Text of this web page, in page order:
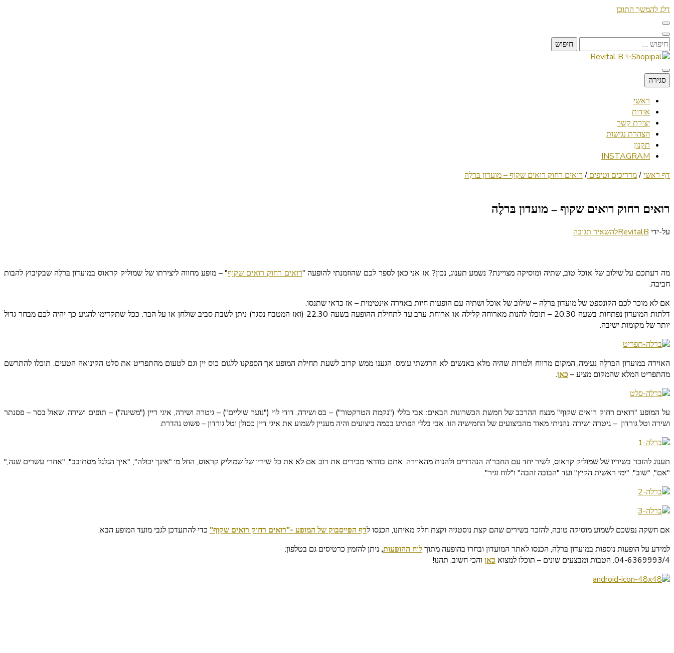
דלג להמשך התוכן
חיפוש:
Revital B.✨Shopipal
Lifestyle ✦ Beauty ✦ Vegan ✦ Travel
סגירה
ראשי
אודות
יצירת קשר
הצהרת נגישות
תקנון
INSTAGRAM
דף ראשי/מדריכים וטיפים / רואים רחוק רואים שקוף – מועדון בּרלֶה
רואים רחוק רואים שקוף – מועדון בּרלֶה
על-ידי RevitalBלהשאיר תגובהבנושא
שקוף
בּרלֶה
מה דעתכם על שילוב של אוכל טוב, שתיה ומוסיקה מצויינת? נשמע תענוג, נכון? אז אני כאן לספר לכם שהוזמנתי להופעה "רואים רחוק רואים שקוף" – מופע מחווה ליצירתו של שמוליק קראוס במועדון בּרלֶה שבקיבוץ להבות
חביבה.
אם לא מוכר לכם הקונספט של מועדון בּרלֶה – שילוב של אוכל ושתיה עם הופעות חיות באוירה אינטימית – אז כדאי שתנסו.
דלתות המועדון נפתחות בשעה 20:30 – תוכלו להנות מארוחה קלילה או ארוחת ערב עד לתחילת ההופעה בשעה 22:30 (ואז המטבח נסגר) ניתן לשבת סביב שולחן או על הבר. ככל שתקדימו להגיע כך יהיה לכם מבחר גדול
יותר של מקומות ישיבה.
האוירה במועדון הבּרלֶה נעימה, המקום מרווח ולמרות שהיה מלא באנשים לא הרגשתי עומס. הגענו ממש קרוב לשעת תחילת המופע אך הספקנו ללגום כוס יין וגם לטעום מהתפריט את סלט הקינואה הטעים. תוכלו להתרשם
מהתפריט המלא שהמקום מציע – כאן.
על המופע "רואים רחוק רואים שקוף" מנצח ההרכב של חמשת הכשרונות הבאים: אבי בללי ("נקמת הטרקטור") – בס ושירה, דודי לוי ("נוער שוליים") – גיטרה ושירה, איגי דיין ("משינה") – תופים ושירה, שאול בסר – פסנתר
ושירה וטל גורדון – גיטרה ושירה. נהניתי מאוד מהביצועים של החמישיה הזו. אבי בללי הפתיע בכמה ביצועים והיה מעניין לשמוע את איגי דיין כסולן וטל גורדון – פשוט נהדרת.
תענוג להזכר בשיריו של שמוליק קראוס, לשיר יחד עם החבר'ה הנהדרים ולהנות מהאוירה. אתם בוודאי מכירים את רוב אם לא את כל שיריו של שמוליק קראוס, החל מ: "אינך יכולה", "איך הגלגל מסתובב", "אחרי עשרים שנה,"
"אם", "שוב", "ימי ראשית הקיץ" ועד "הבובה זהבה" ו"לוח וגיר".
אם חשקה נפשכם לשמוע מוסיקה טובה, להזכר בשירים שהם קצת נוסטגיה וקצת חלק מאיתנו, הכנסו לדף הפייסבוק של המופע -"רואים רחוק רואים שקוף" כדי להתעדכן לגבי מועד המופע הבא.
למידע על הופעות נוספות במועדון בּרלֶה, הכנסו לאתר המועדון ובחרו בהופעה מתוךלוח ההופעות, ניתן להזמין כרטיסים גם בטלפון:
04-6369993/4. הטבות ומבצעים שונים – תוכלו למצוא
כאן והכי חשוב, תהנו!